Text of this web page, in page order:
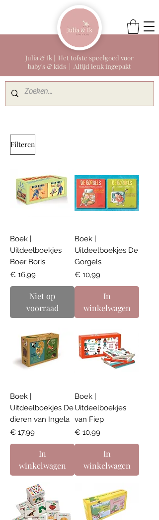
Julia & Ik | Het tofste speelgoed voor
baby's & kids | Altijd leuk ingepakt
Filteren
Boek |
Uitdeelboekjes
Boer Boris
Prijs
€ 16,99
Niet op
voorraad
Boek |
Uitdeelboekjes De
Gorgels
Prijs
€ 10,99
In
winkelwagen
Boek |
Uitdeelboekjes De
dieren van Ingela
Prijs
€ 17,99
In
winkelwagen
Boek |
Uitdeelboekjes
van Fiep
Prijs
€ 10,99
In
winkelwagen